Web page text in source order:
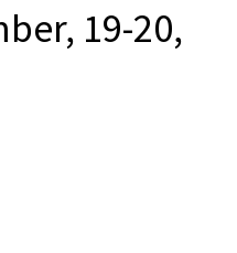
19-20,